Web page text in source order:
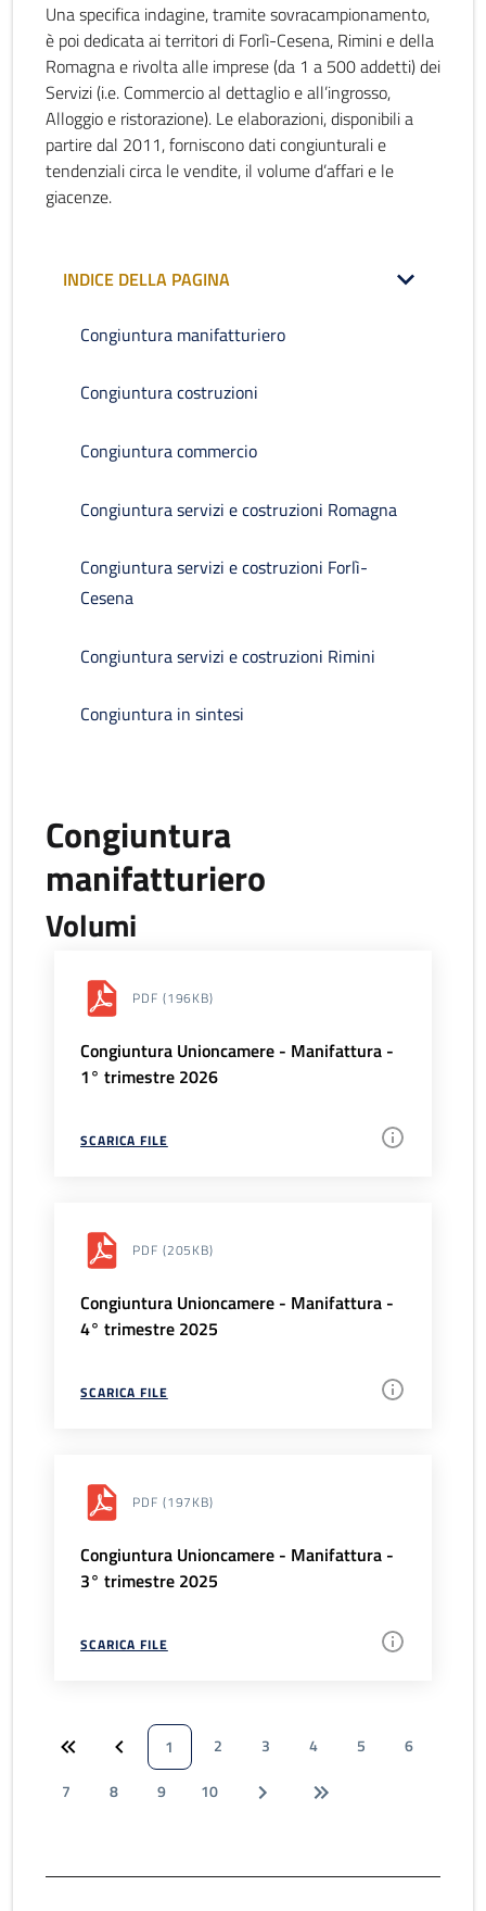
Una specifica indagine, tramite sovracampionamento,
è poi dedicata ai territori di Forlì-Cesena, Rimini e della
Romagna e rivolta alle imprese (da 1 a 500 addetti) dei
Servizi (i.e. Commercio al dettaglio e all’ingrosso,
Alloggio e ristorazione). Le elaborazioni, disponibili a
partire dal 2011, forniscono dati congiunturali e
tendenziali circa le vendite, il volume d’affari e le
giacenze.
INDICE DELLA PAGINA
Congiuntura manifatturiero
Congiuntura costruzioni
Congiuntura commercio
Congiuntura servizi e costruzioni Romagna
Congiuntura servizi e costruzioni Forlì-
Cesena
Congiuntura servizi e costruzioni Rimini
Congiuntura in sintesi
Congiuntura
manifatturiero
Volumi
PDF (196KB)
Congiuntura Unioncamere - Manifattura -
1° trimestre 2026
SCARICA FILE
PDF (205KB)
Congiuntura Unioncamere - Manifattura -
4° trimestre 2025
SCARICA FILE
PDF (197KB)
Congiuntura Unioncamere - Manifattura -
3° trimestre 2025
SCARICA FILE
1 2 3 4 5
6
7
8 9 10